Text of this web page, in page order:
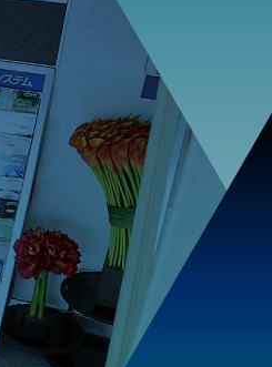
機･環境設備
設備・工事
ント・工事部
ルミ事業部
採用Q&A